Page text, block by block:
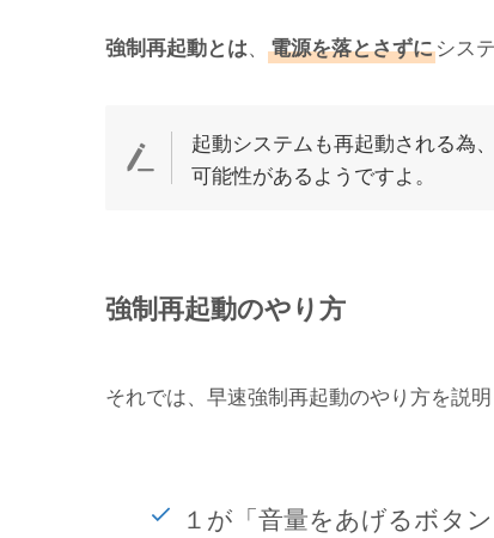
強制再起動とは、 電源を落とさずにシス
起動システムも再起動される為
可能性があるようですよ。
強制再起動のやり方
それでは、早速強制再起動のやり方を説明
１が「音量をあげるボタン